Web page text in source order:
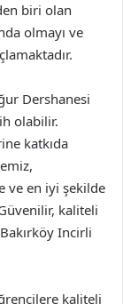
biri olan
olmayı ve
Dershanesi
olabilir.
katkıda
ve en iyi şekilde
kaliteli
Incirli
kaliteli